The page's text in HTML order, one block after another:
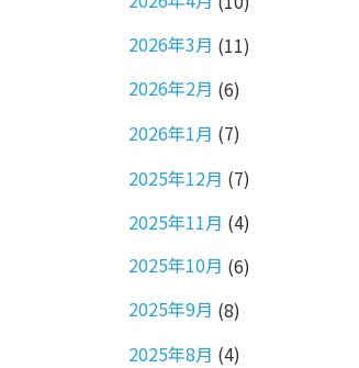
2026年3月 (11)
2026年2月 (6)
2026年1月 (7)
2025年12月 (7)
2025年11月 (4)
2025年10月 (6)
2025年9月 (8)
2025年8月 (4)